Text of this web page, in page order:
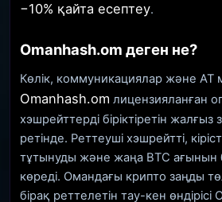
−10% қайта есептеу.
Omanhash.om деген не?
Көлік, коммуникациялар және АТ
Omanhash.om лицензияланған
хэшрейттерді біріктіретін
ретінде. Реттеуші хэшрейтті,
тұтынуды және жаңа BTC ағынын
көреді. Омандағы крипто заңды
бірақ реттелетін тау-кен